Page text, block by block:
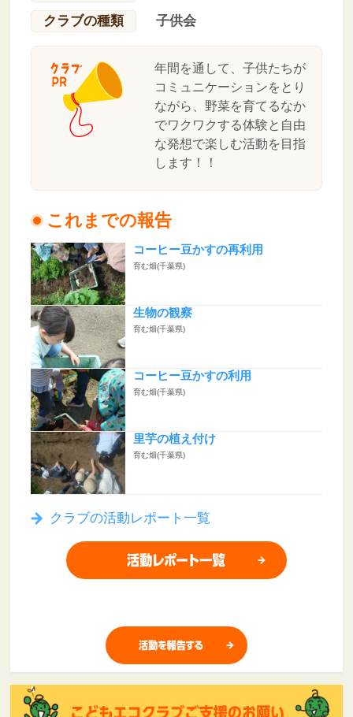
クラブの種類
子供会
年間を通して、子供たちが
コミュニケーションをとり
ながら、野菜を育てるなか
でワクワクする体験と自由
な発想で楽しむ活動を目指
します！！
これまでの報告
コーヒー豆かすの再利用
育む畑(千葉県)
生物の観察
育む畑(千葉県)
コーヒー豆かすの利用
育む畑(千葉県)
里芋の植え付け
育む畑(千葉県)
クラブの活動レポート一覧